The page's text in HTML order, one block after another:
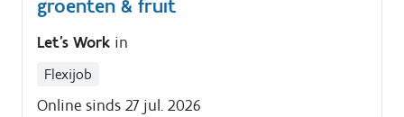
groenten & fruit
Let's Work in
Flexijob
Online sinds 27 jul. 2026